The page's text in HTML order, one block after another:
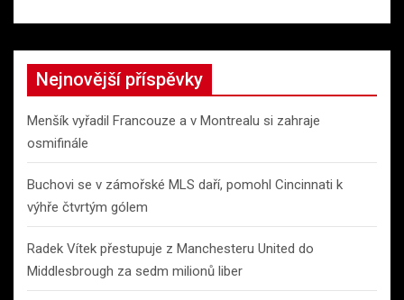
Nejnovější příspěvky
Menšík vyřadil Francouze a v Montrealu si zahraje
osmifinále
Buchovi se v zámořské MLS daří, pomohl Cincinnati k
výhře čtvrtým gólem
Radek Vítek přestupuje z Manchesteru United do
Middlesbrough za sedm milionů liber